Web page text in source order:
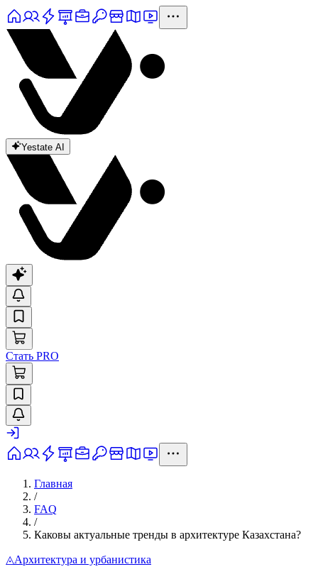
Yestate AI
Стать PRO
Главная
/
FAQ
/
Каковы актуальные тренды в архитектуре Казахстана?
◬Архитектура и урбанистика